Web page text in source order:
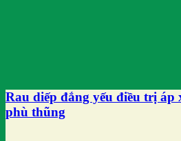
Rau diếp đắng yếu điều trị áp
phù thũng